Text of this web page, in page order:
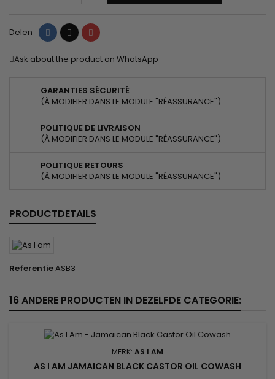
Delen Delen Tweet Pinterest
Ask about the product on WhatsApp
GARANTIES SÉCURITÉ
(À MODIFIER DANS LE MODULE "RÉASSURANCE")
POLITIQUE DE LIVRAISON
(À MODIFIER DANS LE MODULE "RÉASSURANCE")
POLITIQUE RETOURS
(À MODIFIER DANS LE MODULE "RÉASSURANCE")
PRODUCTDETAILS
ReferentieASB3
16 ANDERE PRODUCTEN IN DEZELFDE CATEGORIE:
MERK: AS I AM
AS I AM JAMAICAN BLACK CASTOR OIL COWASH